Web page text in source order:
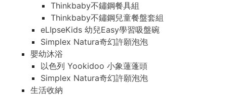
Thinkbaby不鏽鋼餐具組
Thinkbaby不鏽鋼兒童餐盤套組
eLIpseKids 幼兒Easy學習吸盤碗
Simplex Natura奇幻許願泡泡
嬰幼沐浴
以色列 Yookidoo 小象蓮蓬頭
Simplex Natura奇幻許願泡泡
生活收納